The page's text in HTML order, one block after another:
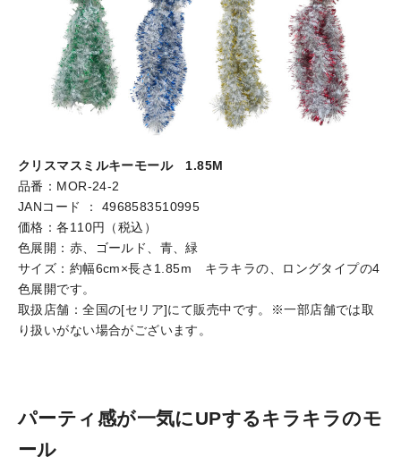
クリスマスミルキーモール 1.85M
品番：MOR-24-2
JANコード ： 4968583510995
価格：各110円（税込）
色展開：赤、ゴールド、青、緑
サイズ：約幅6cm×長さ1.85m キラキラの、ロングタイプの4
色展開です。
取扱店舗：全国の[セリア]にて販売中です。※一部店舗では取
り扱いがない場合がございます。
パーティ感が一気にUPするキラキラのモ
ール